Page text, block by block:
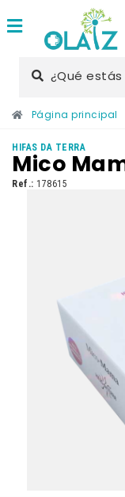
¿Qué
Página principal
HIFAS DA TERRA
Mico
Ref.: 178615